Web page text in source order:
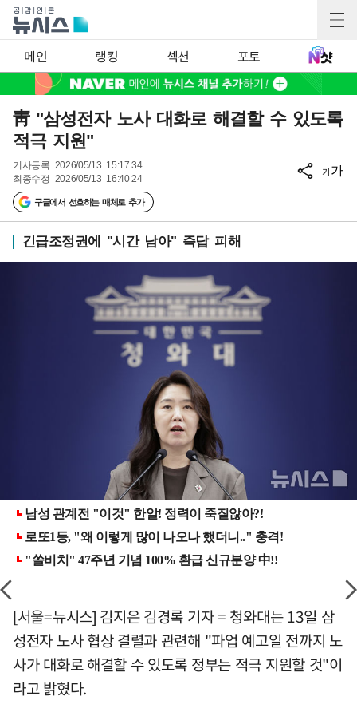
메인 랭킹 섹션 포토
靑 "삼성전자 노사 대화로 해결할 수 있도록
적극 지원"
기사등록 2026/05/13 15:17:34
최종수정 2026/05/13 16:40:24
구글에서 선호하는 매체로 추가
가가
긴급조정권에 "시간 남아" 즉답 피해
[서울=뉴시스] 김지은 김경록 기자 = 청와대는 13일 삼
성전자 노사 협상 결렬과 관련해 "파업 예고일 전까지 노
사가 대화로 해결할 수 있도록 정부는 적극 지원할 것"이
라고 밝혔다.